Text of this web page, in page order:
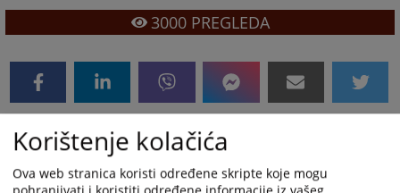
3000PREGLEDA
Korištenje kolačića
Ova web stranica koristi određene skripte koje mogu